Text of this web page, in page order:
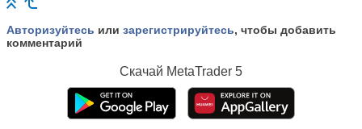
Авторизуйтесь или зарегистрируйтесь, чтобы добавить
комментарий
Скачай MetaTrader 5